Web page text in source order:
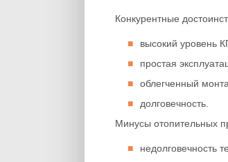
Конкурентные
высокий уровень
простая
облегченный
долговечность.
Минусы отопительных
недолговечность